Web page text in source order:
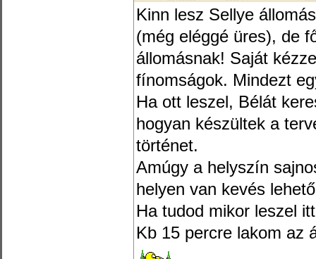
Kinn lesz Sellye
(még eléggé üres), de
állomásnak! Saját
fínomságok. Mindezt
Ha ott leszel, Bélát
hogyan készültek a
történet.
Amúgy a helyszín
helyen van kevés
Ha tudod mikor leszel
Kb 15 percre lakom az